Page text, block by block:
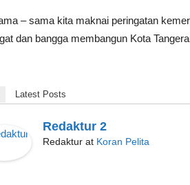
– sama kita maknai peringatan
dan bangga membangun Kota
Latest Posts
Redaktur 2
Redaktur at Koran Pelita